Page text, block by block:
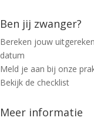
Ben jij zwanger?
Bereken jouw
datum
Meld je aan bij onze
Bekijk de checklist
Meer informatie